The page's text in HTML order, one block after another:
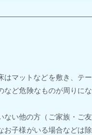
はマットなどを敷き、テー
など危険なものが周りにな
ない他の方（ご家族・ご友
お子様がいる場合などは除